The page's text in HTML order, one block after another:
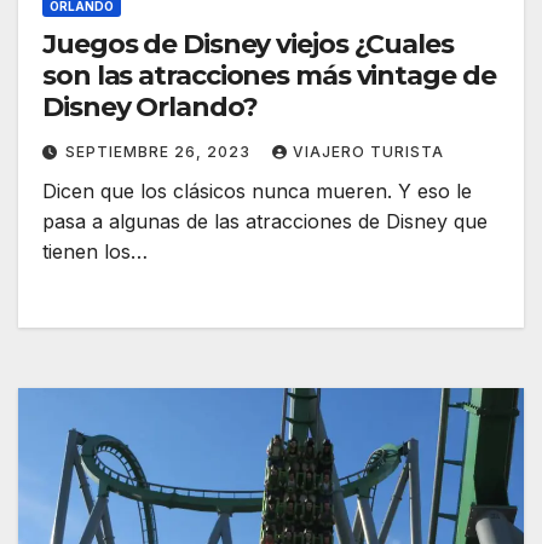
ORLANDO
Juegos de Disney viejos ¿Cuales
son las atracciones más vintage de
Disney Orlando?
SEPTIEMBRE 26, 2023 VIAJERO TURISTA
Dicen que los clásicos nunca mueren. Y eso le
pasa a algunas de las atracciones de Disney que
tienen los…